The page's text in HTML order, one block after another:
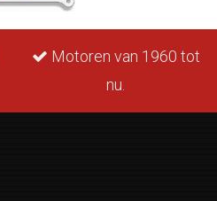
Motoren van 1960 tot
nu.